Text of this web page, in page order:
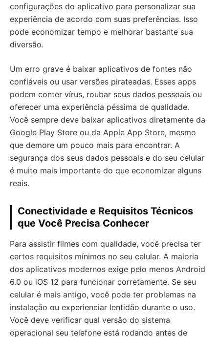
configurações do aplicativo para personalizar sua
experiência de acordo com suas preferências. Isso
pode economizar tempo e melhorar bastante sua
diversão.
Um erro grave é baixar aplicativos de fontes não
confiáveis ou usar versões pirateadas. Esses apps
podem conter vírus, roubar seus dados pessoais ou
oferecer uma experiência péssima de qualidade.
Você sempre deve baixar aplicativos diretamente da
Google Play Store ou da Apple App Store, mesmo
que demore um pouco mais para encontrar. A
segurança dos seus dados pessoais e do seu celular
é muito mais importante do que economizar alguns
reais.
Conectividade e Requisitos Técnicos
que Você Precisa Conhecer
Para assistir filmes com qualidade, você precisa ter
certos requisitos mínimos no seu celular. A maioria
dos aplicativos modernos exige pelo menos Android
6.0 ou iOS 12 para funcionar corretamente. Se seu
celular é mais antigo, você pode ter problemas na
instalação ou experienciar lentidão durante o uso.
Você deve verificar qual versão do sistema
operacional seu telefone está rodando antes de